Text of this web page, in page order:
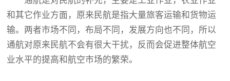
和其它作业方面，原来民航是指大量旅客运输和货物运
输。两者市场不同，布局不同，发展方向也不同，所以
通航对原来民航不会有很大干扰，反而会促进整体航空
业水平的提高和航空市场的繁荣。